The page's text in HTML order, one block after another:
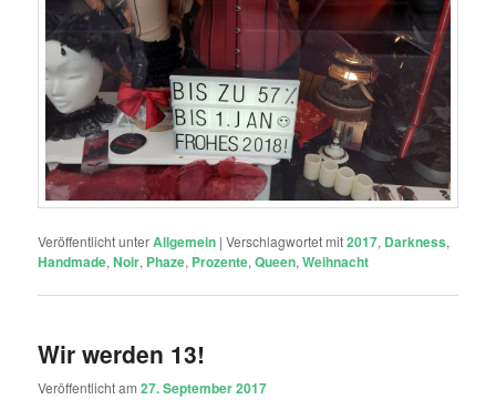
Veröffentlicht unterAllgemein |Verschlagwortet mit2017, Darkness,
Handmade,Noir, Phaze, Prozente,Queen,Weihnacht
Wir werden 13!
Veröffentlicht am27. September 2017